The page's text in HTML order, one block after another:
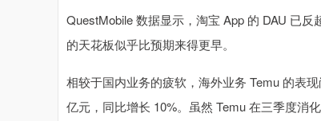
QuestMobile 数据显示，淘宝 App 的 DAU 已
的天花板似乎比预期来得更早。
相较于国内业务的疲软，海外业务 Temu 的表
亿元，同比增长 10%。虽然 Temu 在三季度消